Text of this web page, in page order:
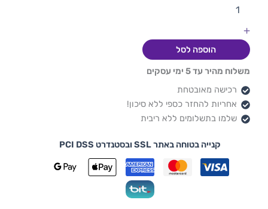
+
הוספה לסל
משלוח מהיר עד 5 ימי עסקים
רכישה מאובטחת
אחריות להחזר כספי ללא סיכון!
שלמו בתשלומים ללא ריבית
קנייה בטוחה באתר SSL ובסטנדרט PCI DSS